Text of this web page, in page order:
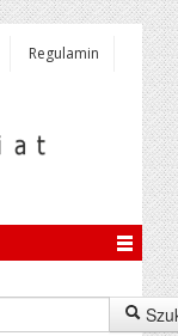
Regulamin